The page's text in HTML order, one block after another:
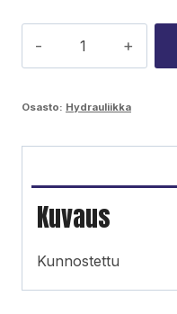
kääntösylinteri
Osasto: Hydrauliikka
Kuvaus
Kunnostettu